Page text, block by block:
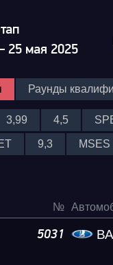
25 мая 2025
Раунды
3,99 4,5
9,3 MSES
№
5031